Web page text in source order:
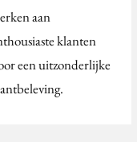
aan
klanten
een uitzonderlijke